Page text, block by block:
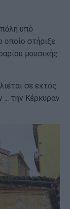
υπό
στήριξε
μουσικής
σε εκτός
... την Κέρκυραν